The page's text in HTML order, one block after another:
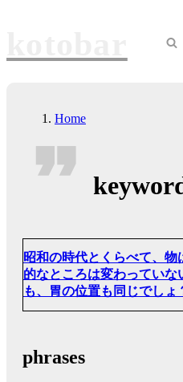
Home
昭和の時代とくらべて、
的なところは変わってい
も、胃の位置も同じでしょ
phrases